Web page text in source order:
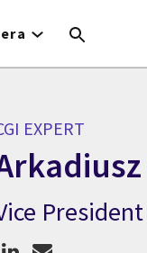
EXPERT
Expert Arkadiusz